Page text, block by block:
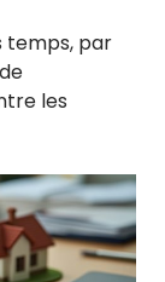
temps, par
les